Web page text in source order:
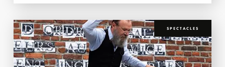
SPECTACLES